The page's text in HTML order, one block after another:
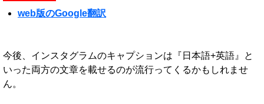
web版のGoogle翻訳
今後、インスタグラムのキャプションは『日本語+英語』と
いった両方の文章を載せるのが流行ってくるかもしれませ
ん。